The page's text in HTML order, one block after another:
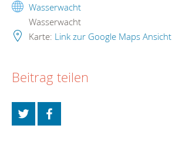
Wasserwacht
Wasserwacht
Karte: Link zur Google Maps Ansicht
Beitrag teilen